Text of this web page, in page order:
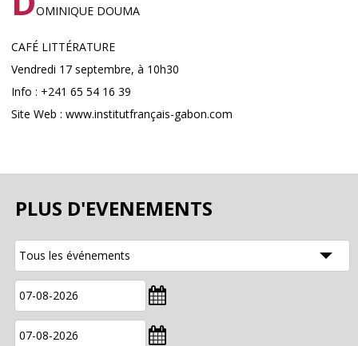
OMINIQUE DOUMA
CAFÉ LITTÉRATURE
Vendredi 17 septembre, à 10h30
Info : +241 65 54 16 39
Site Web : www.institutfrançais-gabon.com
PLUS D'EVENEMENTS